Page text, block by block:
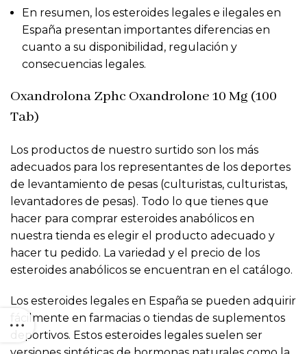
En resumen, los esteroides legales e ilegales en
España presentan importantes diferencias en
cuanto a su disponibilidad, regulación y
consecuencias legales.
Oxandrolona Zphc Oxandrolone 10 Mg (100
Tab)
Los productos de nuestro surtido son los más
adecuados para los representantes de los deportes
de levantamiento de pesas (culturistas, culturistas,
levantadores de pesas). Todo lo que tienes que
hacer para comprar esteroides anabólicos en
nuestra tienda es elegir el producto adecuado y
hacer tu pedido. La variedad y el precio de los
esteroides anabólicos se encuentran en el catálogo.
Los esteroides legales en España se pueden adquirir
fácilmente en farmacias o tiendas de suplementos
deportivos. Estos esteroides legales suelen ser